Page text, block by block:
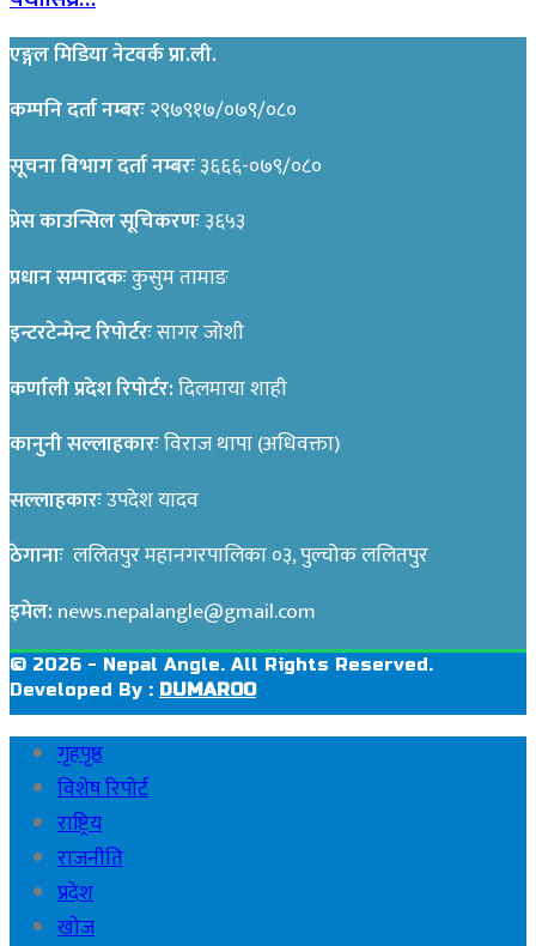
एङ्गल मिडिया नेटवर्क प्रा.ली.
कम्पनि दर्ता नम्बरः२९७९१७/०७९/०८०
सूचना विभाग दर्ता नम्बरः३६६६-०७९/०८०
प्रेस काउन्सिल सूचिकरणः३६५३
प्रधान सम्पादकःकुसुम तामाङ
इन्टरटेन्मेन्ट रिपोर्टरःसागर जोशी
कर्णाली प्रदेश रिपोर्टर:दिलमाया शाही
कानुनी सल्लाहकारःविराज थापा (अधिवक्ता)
सल्लाहकारःउपदेश यादव
ठेगानाः ललितपुर महानगरपालिका ०३, पुल्चोक ललितपुर
इमेल: news.nepalangle@gmail.com
© 2026 - Nepal Angle. All Rights Reserved.
Developed By : DUMAROO
गृहपृष्ठ
विशेष रिपाेर्ट
राष्ट्रिय
राजनीति
प्रदेश
खाेज